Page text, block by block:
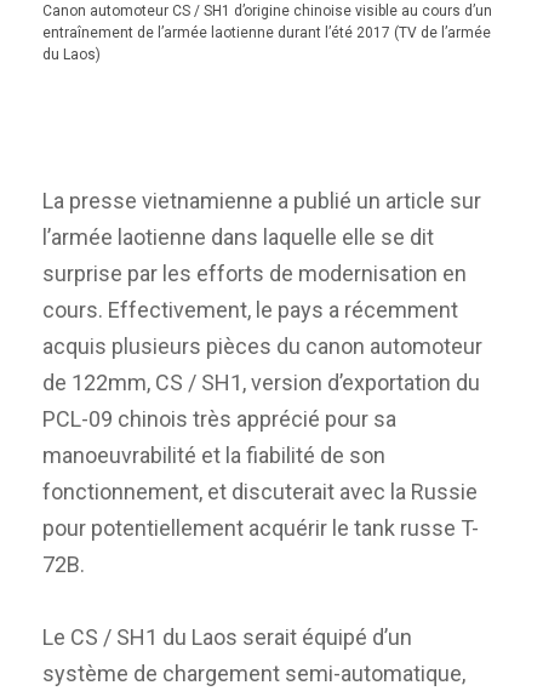
Canon automoteur CS / SH1 d’origine chinoise visible au cours d’un
entraînement de l’armée laotienne durant l’été 2017 (TV de l’armée
du Laos)
La presse vietnamienne a publié un article sur
l’armée laotienne dans laquelle elle se dit
surprise par les efforts de modernisation en
cours. Effectivement, le pays a récemment
acquis plusieurs pièces du canon automoteur
de 122mm, CS / SH1, version d’exportation du
PCL-09 chinois très apprécié pour sa
manoeuvrabilité et la fiabilité de son
fonctionnement, et discuterait avec la Russie
pour potentiellement acquérir le tank russe T-
72B.
Le CS / SH1 du Laos serait équipé d’un
système de chargement semi-automatique,